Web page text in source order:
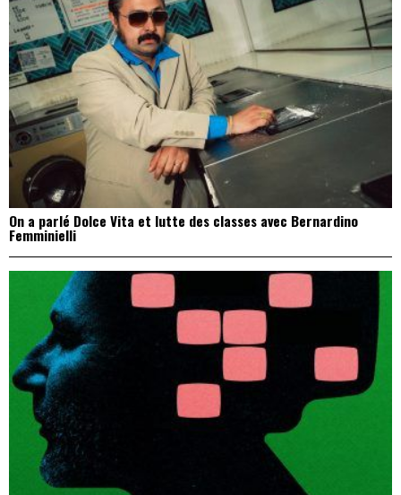
On a parlé Dolce Vita et lutte des classes avec Bernardino
Femminielli